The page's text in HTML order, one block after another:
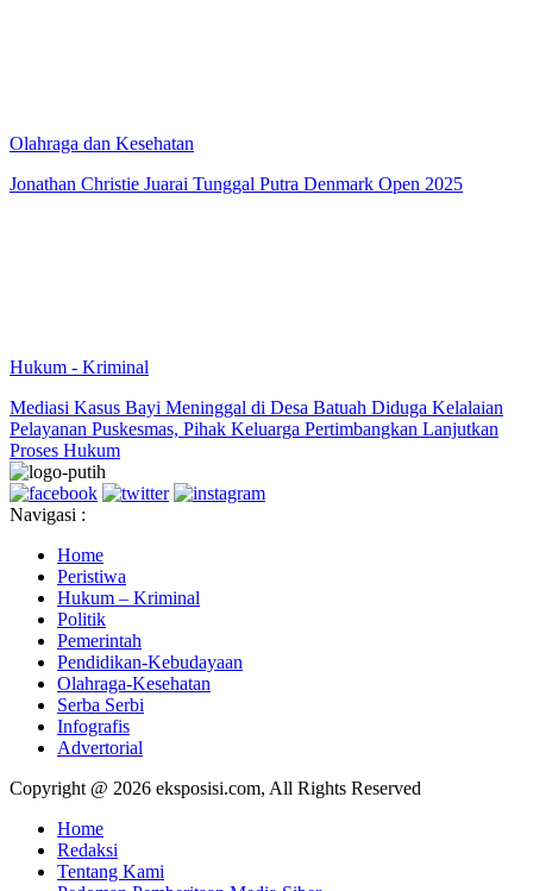
Olahraga dan Kesehatan
Jonathan Christie Juarai Tunggal Putra Denmark Open 2025
Hukum - Kriminal
Mediasi Kasus Bayi Meninggal di Desa Batuah Diduga Kelalaian
Pelayanan Puskesmas, Pihak Keluarga Pertimbangkan Lanjutkan
Proses Hukum
Navigasi :
Home
Peristiwa
Hukum – Kriminal
Politik
Pemerintah
Pendidikan-Kebudayaan
Olahraga-Kesehatan
Serba Serbi
Infografis
Advertorial
Copyright @ 2026 eksposisi.com, All Rights Reserved
Home
Redaksi
Tentang Kami